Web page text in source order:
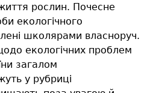
життя рослин. Почесне
екологічного
школярами власноруч.
екологічних проблем
загалом
у рубриці